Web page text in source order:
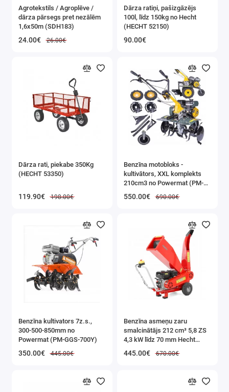
Agrotekstils / Agroplēve /
dārza pārsegs pret nezālēm
1,6x50m (SDH183)
24.00€ 26.00€
Dārza ratiņi, pašizgāzējs
100l, līdz 150kg no Hecht
(HECHT 52150)
90.00€
Dārza rati, piekabe 350Kg
(HECHT 53350)
119.90€ 198.00€
Benzīna motobloks -
kultivātors, XXL komplekts
210cm3 no Powermat (PM-
GGS-700M)
550.00€ 690.00€
Benzīna kultivators 7z.s.,
300-500-850mm no
Powermat (PM-GGS-700Y)
350.00€ 445.00€
Benzīna asmeņu zaru
smalcinātājs 212 cm³ 5,8 ZS
4,3 kW līdz 70 mm Hecht
(HECHT 6208)
445.00€ 670.00€